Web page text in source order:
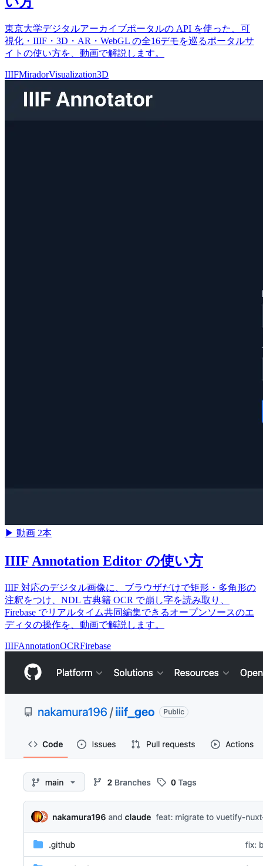
東京大学デジタルアーカイブポータルの API を使った、可
視化・IIIF・3D・AR・WebGL の全16デモを巡るポータルサ
イトの使い方を、動画で解説します。
IIIFMiradorVisualization3D
▶ 動画 2本
IIIF Annotation Editor の使い方
IIIF 対応のデジタル画像に、ブラウザだけで矩形・多角形の
注釈をつけ、NDL 古典籍 OCR で崩し字を読み取り、
Firebase でリアルタイム共同編集できるオープンソースのエ
ディタの操作を、動画で解説します。
IIIFAnnotationOCRFirebase